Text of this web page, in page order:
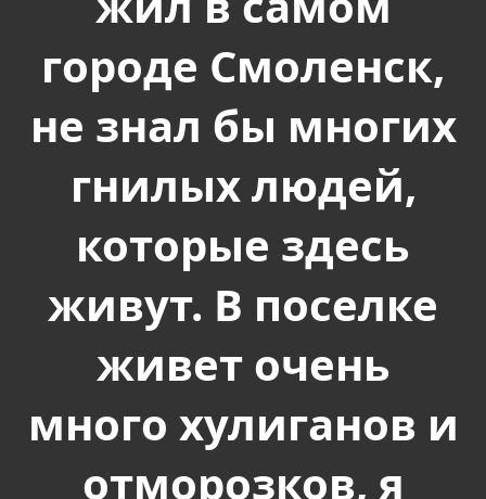
городе Смоленск,
не знал бы многих
гнилых людей,
которые здесь
живут. В поселке
живет очень
много хулиганов и
отморозков, я